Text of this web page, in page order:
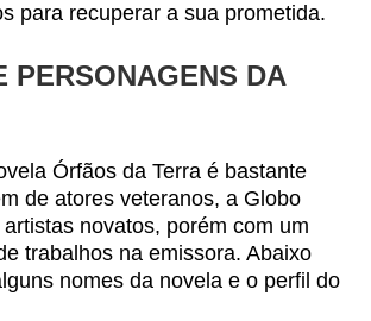
para recuperar a sua prometida.
PERSONAGENS DA
Órfãos da Terra é bastante
de atores veteranos, a Globo
novatos, porém com um
trabalhos na emissora. Abaixo
nomes da novela e o perfil do